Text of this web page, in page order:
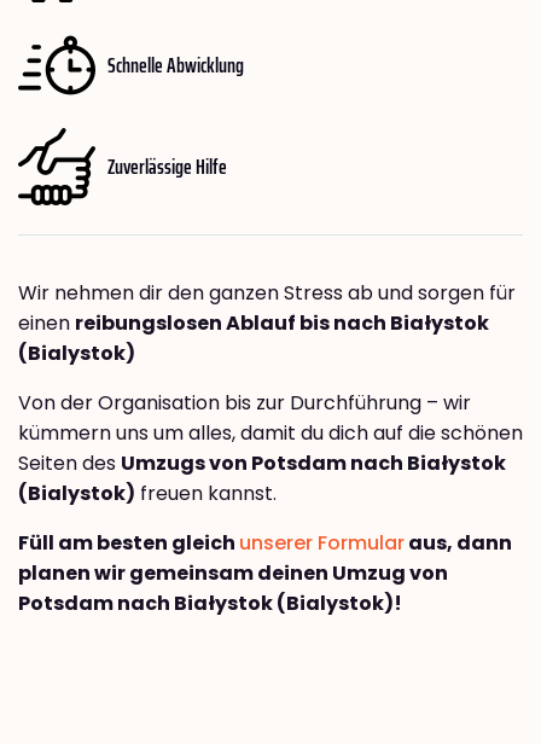
Schnelle Abwicklung
Zuverlässige Hilfe
Wir nehmen dir den ganzen Stress ab und sorgen für
einen reibungslosen Ablauf bis nach Białystok
(Bialystok)
Von der Organisation bis zur Durchführung – wir
kümmern uns um alles, damit du dich auf die schönen
Seiten des Umzugs von Potsdam nach Białystok
(Bialystok) freuen kannst.
Füll am besten gleich unserer Formularaus, dann
planen wir gemeinsam deinen Umzug von
Potsdam nach Białystok (Bialystok)!